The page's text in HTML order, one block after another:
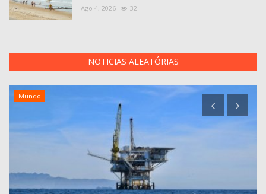
Ago 4, 2026 32
NOTICIAS ALEATÓRIAS
Mundo